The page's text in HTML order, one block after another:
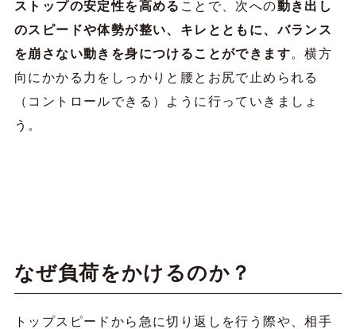
ストップの安定性を高める ことで、次への動き出し
のスピードや体勢が整い、キレとともに、バランス
を崩さない動きを身につけることができます。横方
向にかかる力をしっかりと腰とお尻で止められる
（コントロールできる）ように行っていきましょ
う。
なぜ負荷をかけるのか？
トップスピードから急に切り返しを行う際や、相手